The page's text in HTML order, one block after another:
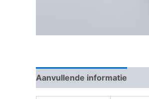
Aanvullende informatie